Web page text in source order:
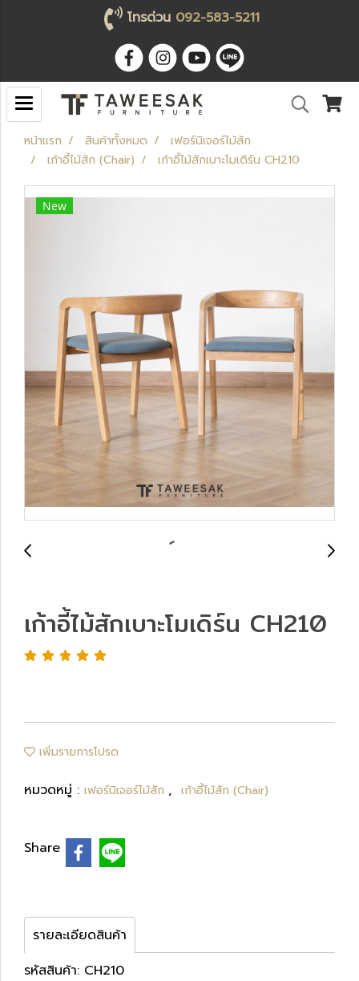
โทรด่วน 092-583-5211
หน้าแรก สินค้าทั้งหมด
เฟอร์นิเจอร์ไม้สัก
เก้าอี้ไม้สัก (Chair)
เก้าอี้ไม้สักเบาะโมเดิร์น CH210
New
เก้าอี้ไม้สักเบาะโมเดิร์น CH210
เพิ่มรายการโปรด
หมวดหมู่ : เฟอร์นิเจอร์ไม้สัก , เก้าอี้ไม้สัก (Chair)
Share
รายละเอียดสินค้า
รหัสสินค้า: CH210